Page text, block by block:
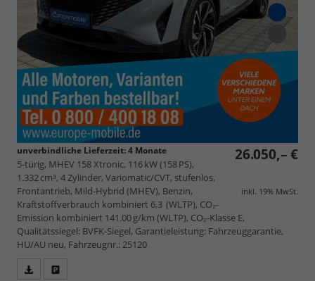
26.050,– €
inkl. 19% MwSt.
unverbindliche Lieferzeit:4 Monate
5-türig, MHEV 158 Xtronic, 116 kW (158 PS),
1.332 cm³, 4 Zylinder, Variomatic/CVT, stufenlos,
Frontantrieb, Mild-Hybrid (MHEV), Benzin,
Kraftstoffverbrauch kombiniert 6,3 (WLTP), CO₂-
Emission kombiniert 141.00 g/km (WLTP), CO₂-Klasse E,
Qualitätssiegel: BVFK-Siegel, Garantieleistung: Fahrzeuggarantie,
HU/AU neu, Fahrzeugnr.: 25120